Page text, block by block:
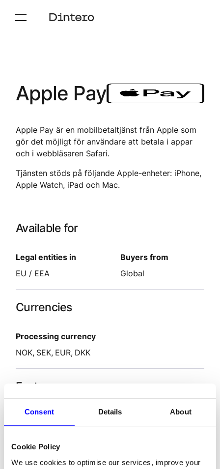
Consent Details About
Cookie Policy
We use cookies to optimise our services, improve your
Apple Pay
Apple Pay är en mobilbetaltjänst från Apple som
gör det möjligt för användare att betala i appar
och i webbläsaren Safari.
Tjänsten stöds på följande Apple-enheter: iPhone,
Apple Watch, iPad och Mac.
Available for
Legal entities in
EU / EEA
Buyers from
Global
Currencies
Processing currency
NOK SEK EUR DKK
Features
Settlement delay
Partial refunds
2-9